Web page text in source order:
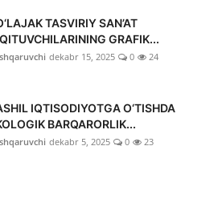
TASVIRIY SAN’AT
GRAFIK...
dekabr 15, 2025 0 24
IQTISODIYOTGA O‘TISHDA
BARQARORLIK...
dekabr 5, 2025 0 23